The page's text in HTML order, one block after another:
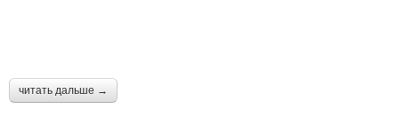
читать дальше →